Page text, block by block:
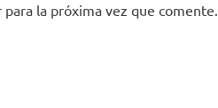
la próxima vez que comente.